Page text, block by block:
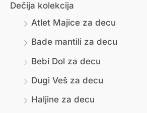
Dečija kolekcija
Atlet Majice za decu
Bade mantili za decu
Bebi Dol za decu
Dugi Veš za decu
Haljine za decu